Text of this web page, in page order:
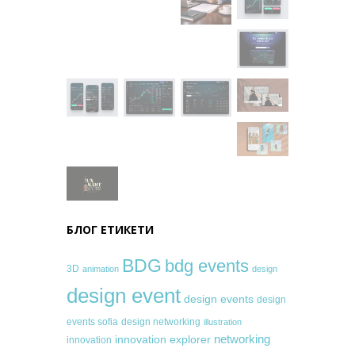
БЛОГ ЕТИКЕТИ
3D animation BDG bdg events design
design event design events design
events sofia design networking illustration
innovation innovation explorer networking